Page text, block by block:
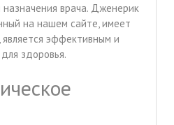
врача. Дженерик
на нашем сайте, имеет
эффективным и
здоровья.